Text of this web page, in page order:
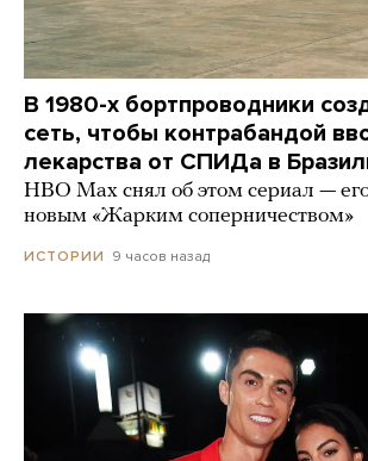
В 1980-х бортпроводники
сеть, чтобы контрабандой
лекарства от СПИДа в
HBO Max снял об этом сериал —
новым «Жарким соперничеством»
ИСТОРИИ 9 часов назад